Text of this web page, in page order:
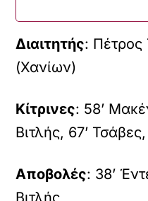
Διαιτητής: Πέτρος
(Χανίων)
Κίτρινες: 58’
Βιτλής, 67’
Αποβολές: 38’
Βιτλής